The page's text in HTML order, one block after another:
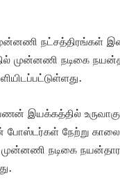
நட்சத்திரங்கள்
முன்னணி நடிகை
இயக்கத்தில்
போஸ்டர்கள் நேற்று
நடிகை